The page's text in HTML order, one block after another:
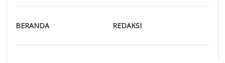
BERANDA REDAKSI